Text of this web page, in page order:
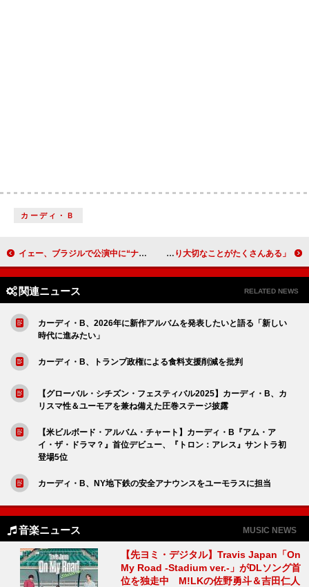
カーディ・Ｂ
イェー、ブラジルで公演中に“ナチズムを助長”すれば逮捕の可能性と現地報道 レディー・ガガ、公演中に体調不良のファンを救護「ショー・ビジネスより大切なことがたくさんある」
関連ニュース RELATED NEWS
カーディ・B、2026年に新作アルバムを発表したいと語る「新しい
時代に進みたい」
カーディ・B、トランプ政権による食料支援削減を批判
【グローバル・シチズン・フェスティバル2025】カーディ・B、カ
リスマ性＆ユーモアを兼ね備えた圧巻ステージ披露
【米ビルボード・アルバム・チャート】カーディ・B『アム・ア
イ・ザ・ドラマ？』首位デビュー、『トロン：アレス』サントラ初
登場5位
カーディ・B、NY地下鉄の安全アナウンスをユーモラスに担当
音楽ニュース MUSIC NEWS
【先ヨミ・デジタル】Travis Japan「On
My Road -Stadium ver.-」がDLソング首
位を独走中 M!LKの佐野勇斗＆吉田仁人